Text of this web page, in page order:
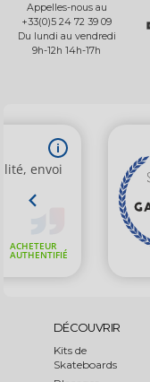
Appelles-nous au
+33(0)5 24 72 39 09
Du lundi au vendredi
9h-12h 14h-17h
DÉCOUVRIR
Kits de
Skateboards